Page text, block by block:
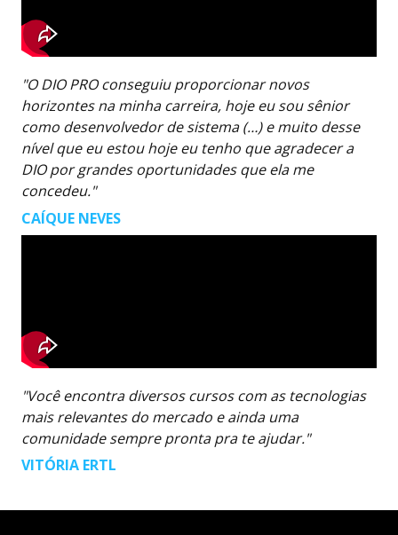
"O DIO PRO conseguiu proporcionar novos
horizontes na minha carreira, hoje eu sou sênior
como desenvolvedor de sistema (…) e muito desse
nível que eu estou hoje eu tenho que agradecer a
DIO por grandes oportunidades que ela me
concedeu."
CAÍQUE NEVES
"Você encontra diversos cursos com as tecnologias
mais relevantes do mercado e ainda uma
comunidade sempre pronta pra te ajudar."
VITÓRIA ERTL